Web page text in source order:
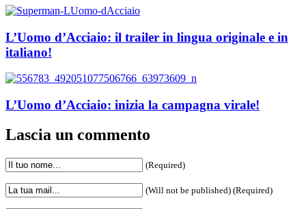
L’Uomo d’Acciaio: il trailer in lingua originale e in
italiano!
L’Uomo d’Acciaio: inizia la campagna virale!
Lascia un commento
(Required)
(Will not be published) (Required)